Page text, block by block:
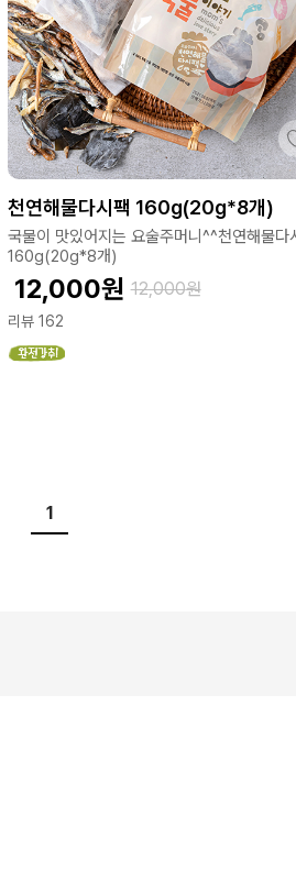
천연해물다시팩 160g(20g*8개)
국물이 맛있어지는 요술주머니^^천연해물다
160g(20g*8개)
12,000원 12,000원
리뷰 162
1